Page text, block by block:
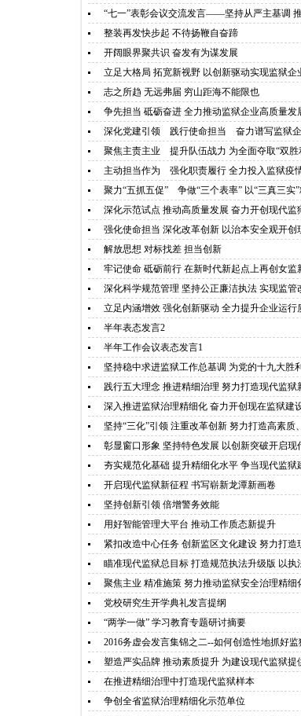
“七一”表彰会议交流发言——坚持从严主基调
整装再发快步起 不待扬鞭自奋蹄
开阔眼界聚共识 奋发有为谋发展
立足大格局 拓宽新视野 以创新驱动实现监狱企
志之所趋 无远弗届 穷山距海不能限也
争先担当 砥砺奋进 全力推动监狱企业高质量发
深化党建引领 践行使命担当 奋力谱写监狱企
聚焦主责主业 提升队伍战力 为全面夺取“双胜
主动担当作为 强化职责履行 全力投入监狱疫
聚力“五抓五促” 争做“三个表率” 以“三真三实
深化示范试点 推动高质量发展 奋力开创现代监
强化使命担当 深化改革创新 以治本安全观开创
解放思想 对标找差 担当创新
牢记使命 砥砺前行 在新时代新起点上再创女监
深化科学规范管理 坚持公正廉洁执法 实现监管
立足内涵增效 强化创新驱动 全力提升企业运行
半年表态发言2
半年工作会议表态发言1
坚持稳中求进监狱工作总基调 为党的十九大胜
践行五大理念 推进精细治理 努力打造现代监狱
深入推进监狱治理精细化 奋力开创现在监狱建
坚持“三化”引领 注重改革创新 努力打造高素质
彰显窗口形象 坚持特色发展 以创新突破开启现
夯实规范化基础 提升精细化水平 争当现代监狱
开启现代监狱新征程 书写崭新龙潭新画卷
坚持创新引领 倍增警务效能
用好智能管理大平台 推动工作质态新提升
紧扣改造中心任务 创新监区文化建设 努力打造
瞄准现代监狱总目标 打造规范执法升级版 以
聚焦主业 精准施策 努力推动监狱安全治理精细
党校研究生开学典礼发言提纲
“两学一做” 学习教育专题研讨摘要
2016务虚会发言集锦之二--如何创造性地抓好
塑造严实品牌 推动素质提升 为建设现代监狱提
在推进精细治理中打造现代监狱样本
争创全省监狱治理精细化示范单位